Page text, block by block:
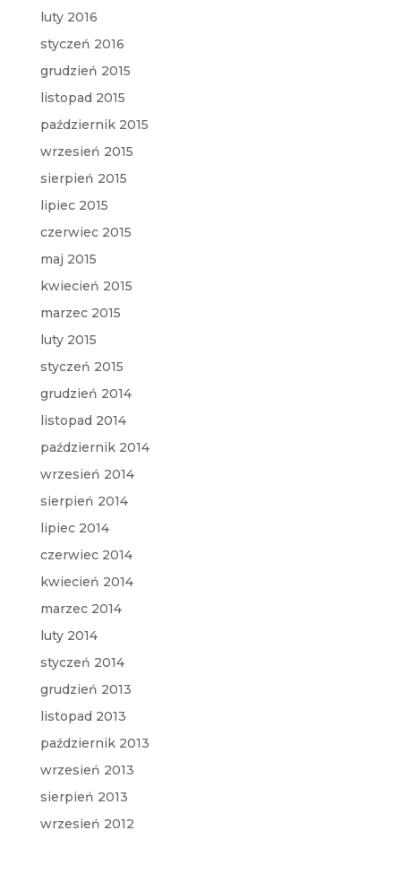
luty 2016
styczeń 2016
grudzień 2015
listopad 2015
październik 2015
wrzesień 2015
sierpień 2015
lipiec 2015
czerwiec 2015
maj 2015
kwiecień 2015
marzec 2015
luty 2015
styczeń 2015
grudzień 2014
listopad 2014
październik 2014
wrzesień 2014
sierpień 2014
lipiec 2014
czerwiec 2014
kwiecień 2014
marzec 2014
luty 2014
styczeń 2014
grudzień 2013
listopad 2013
październik 2013
wrzesień 2013
sierpień 2013
wrzesień 2012